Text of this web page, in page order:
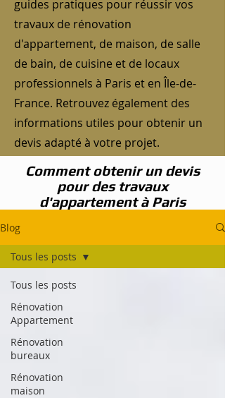
guides pratiques pour réussir vos
travaux de rénovation
d'appartement, de maison, de salle
de bain, de cuisine et de locaux
professionnels à Paris et en Île-de-
France. Retrouvez également des
informations utiles pour obtenir un
devis adapté à votre projet.
Comment obtenir un devis
pour des travaux
d'appartement à Paris
Blog
Tous les posts
Rénovation
Appartement
Rénovation
bureaux
Rénovation
maison
Tous les posts